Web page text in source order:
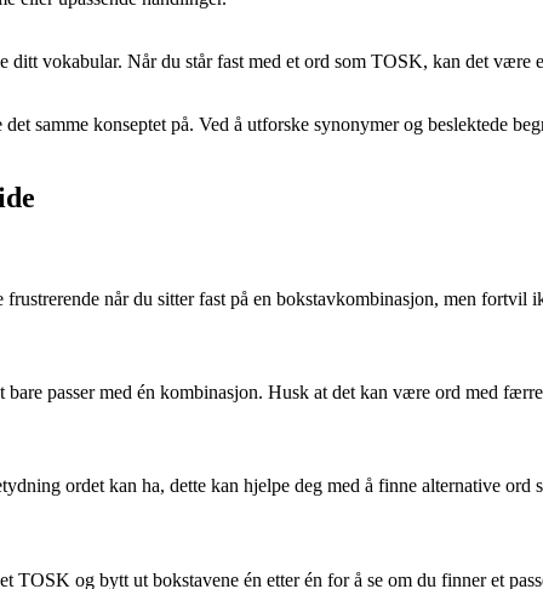
vokabular. Når du står fast med et ord som TOSK, kan det være
samme konseptet på. Ved å utforske synonymer og beslektede
når du sitter fast på en bokstavkombinasjon, men fortvil
passer med én kombinasjon. Husk at det kan være ord med
ordet kan ha, dette kan hjelpe deg med å finne alternative ord
og bytt ut bokstavene én etter én for å se om du finner et